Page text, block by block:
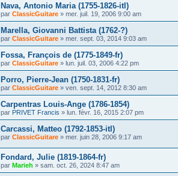
Nava, Antonio Maria (1755-1826-itl)
par ClassicGuitare » mer. juil. 19, 2006 9:00 am
Marella, Giovanni Battista (1762-?)
par ClassicGuitare » mer. sept. 03, 2014 9:03 am
Fossa, François de (1775-1849-fr)
par ClassicGuitare » lun. juil. 03, 2006 4:22 pm
Porro, Pierre-Jean (1750-1831-fr)
par ClassicGuitare » ven. sept. 14, 2012 8:30 am
Carpentras Louis-Ange (1786-1854)
par PRIVET Francis » lun. févr. 16, 2015 2:07 pm
Carcassi, Matteo (1792-1853-itl)
par ClassicGuitare » mer. juin 28, 2006 9:17 am
Fondard, Julie (1819-1864-fr)
par Marieh » sam. oct. 26, 2024 8:47 am